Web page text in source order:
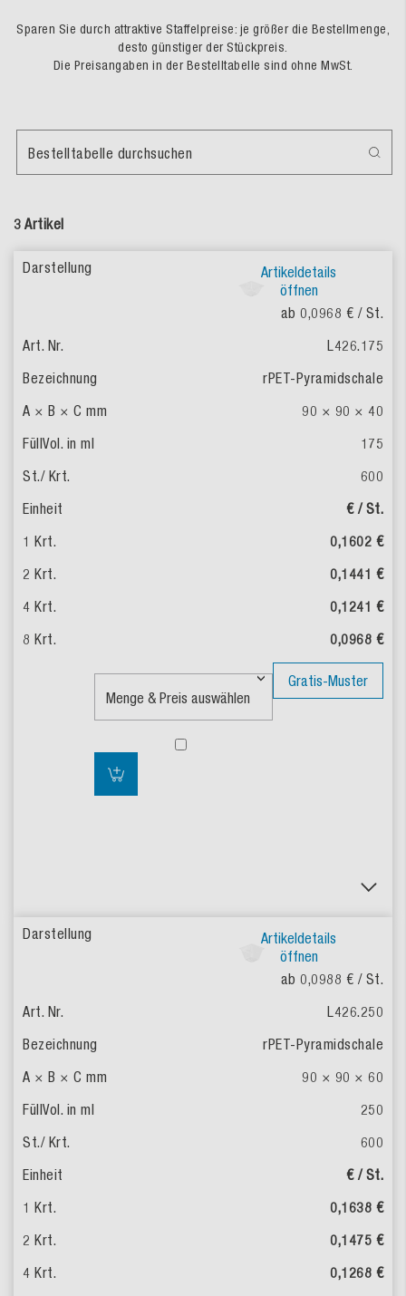
Sparen Sie durch attraktive Staffelpreise: je größer die Bestellmenge,
desto günstiger der Stückpreis.
Die Preisangaben in der Bestelltabelle sind ohne MwSt.
3 Artikel
Bestelltabelle durchsuchen
Artikeldetails
öffnen
ab 0,0968 € / St.
L426.175
rPET-Pyramidschale
90 × 90 × 40
175
600
€ / St.
0,1602 €
0,1441 €
0,1241 €
0,0968 €
Gratis-Muster
Artikeldetails
öffnen
ab 0,0988 € / St.
L426.250
rPET-Pyramidschale
90 × 90 × 60
250
600
€ / St.
0,1638 €
0,1475 €
0,1268 €